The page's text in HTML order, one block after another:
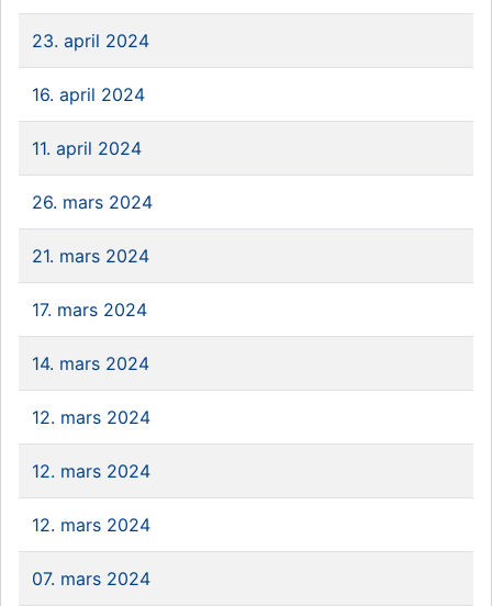
23. april 2024
16. april 2024
11. april 2024
26. mars 2024
21. mars 2024
17. mars 2024
14. mars 2024
12. mars 2024
12. mars 2024
12. mars 2024
07. mars 2024